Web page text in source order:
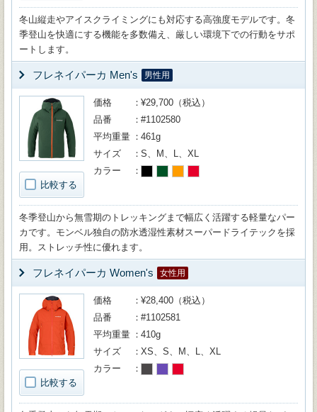
冬山縦走やアイスクライミングにも対応する高強度モデルです。冬
季登山を快適にする機能を多数備え、厳しい環境下での行動をサポ
ートします。
フレネイパーカ Men's 男性用
比較する
価格
¥29,700（税込）
品番
#1102580
平均重量
461g
サイズ
S、M、L、XL
カラー
冬季登山から無雪期のトレッキングまで幅広く活躍する軽量なパー
カです。モンベル独自の防水透湿性素材スーパードライテックを採
用。ストレッチ性に優れます。
フレネイパーカ Women's 女性用
比較する
価格
¥28,400（税込）
品番
#1102581
平均重量
410g
サイズ
XS、S、M、L、XL
カラー